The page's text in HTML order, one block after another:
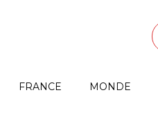
FRANCE MONDE